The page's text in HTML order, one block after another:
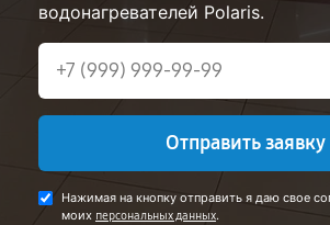
водонагревателей Polaris.
Отправить заявку
Нажимая на кнопку отправить я даю свое
моих персональных данных.